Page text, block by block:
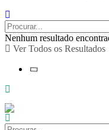
Nenhum resultado
Ver Todos os Resultados